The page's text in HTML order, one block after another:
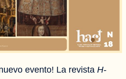
evento! La revistaH-